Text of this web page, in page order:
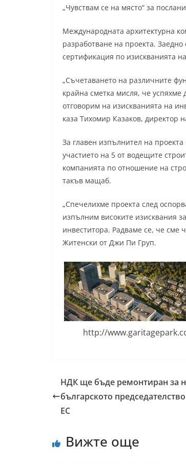
„Чувствам се на място“ за
Международната архитектурна
разработване на проекта.
сертификация по изискванията
„Съчетаването на различните
крайна сметка мисля, че
отговорим на изискванията на
каза Тихомир Казаков, директор
За главен изпълнител на
участието на 5 от водещите
компанията по отношение на
такъв мащаб.
„Спечелихме проекта след
изпълним високите изисквания
инвеститора. Радваме се, че сме
Житенски от Джи Пи Груп.
http://
НДК ще бъде ремонтиран за
българското
ЕС
Вижте още